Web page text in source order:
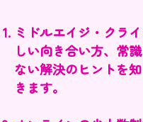
ミドルエイジ・クラ
しい向き合い方、常
ない解決のヒントを
きます。